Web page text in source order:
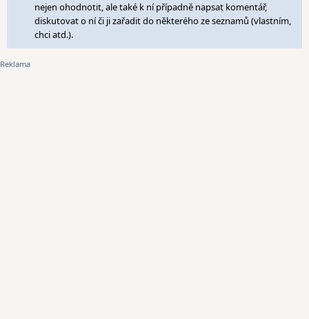
nejen ohodnotit, ale také k ní případně napsat komentář,
diskutovat o ní či ji zařadit do některého ze seznamů (vlastním,
chci atd.).